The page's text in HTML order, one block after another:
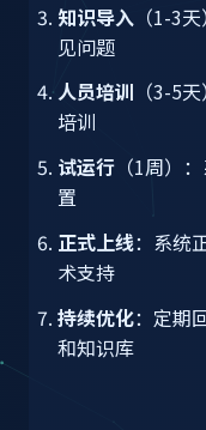
知识导入 （1-3
见问题
人员培训 （3-5
培训
试运行 （1周）
置
正式上线：系统
术支持
持续优化：定期
和知识库